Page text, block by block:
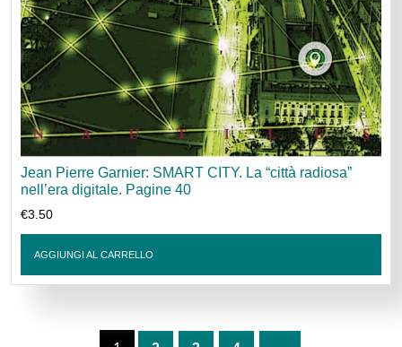
Jean Pierre Garnier: SMART CITY. La “città radiosa”
nell’era digitale. Pagine 40
€3.50
AGGIUNGI AL CARRELLO